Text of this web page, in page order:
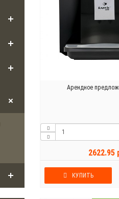
Арендное
2622.95
КУПИТЬ